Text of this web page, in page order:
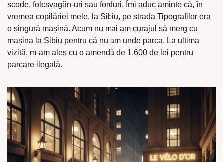
scode, folcsvagăn-uri sau forduri. Îmi aduc aminte că, în
vremea copilăriei mele, la Sibiu, pe strada Tipografilor era
o singură mașină. Acum nu mai am curajul să merg cu
mașina la Sibiu pentru că nu am unde parca. La ultima
vizită, m-am ales cu o amendă de 1.600 de lei pentru
parcare ilegală.